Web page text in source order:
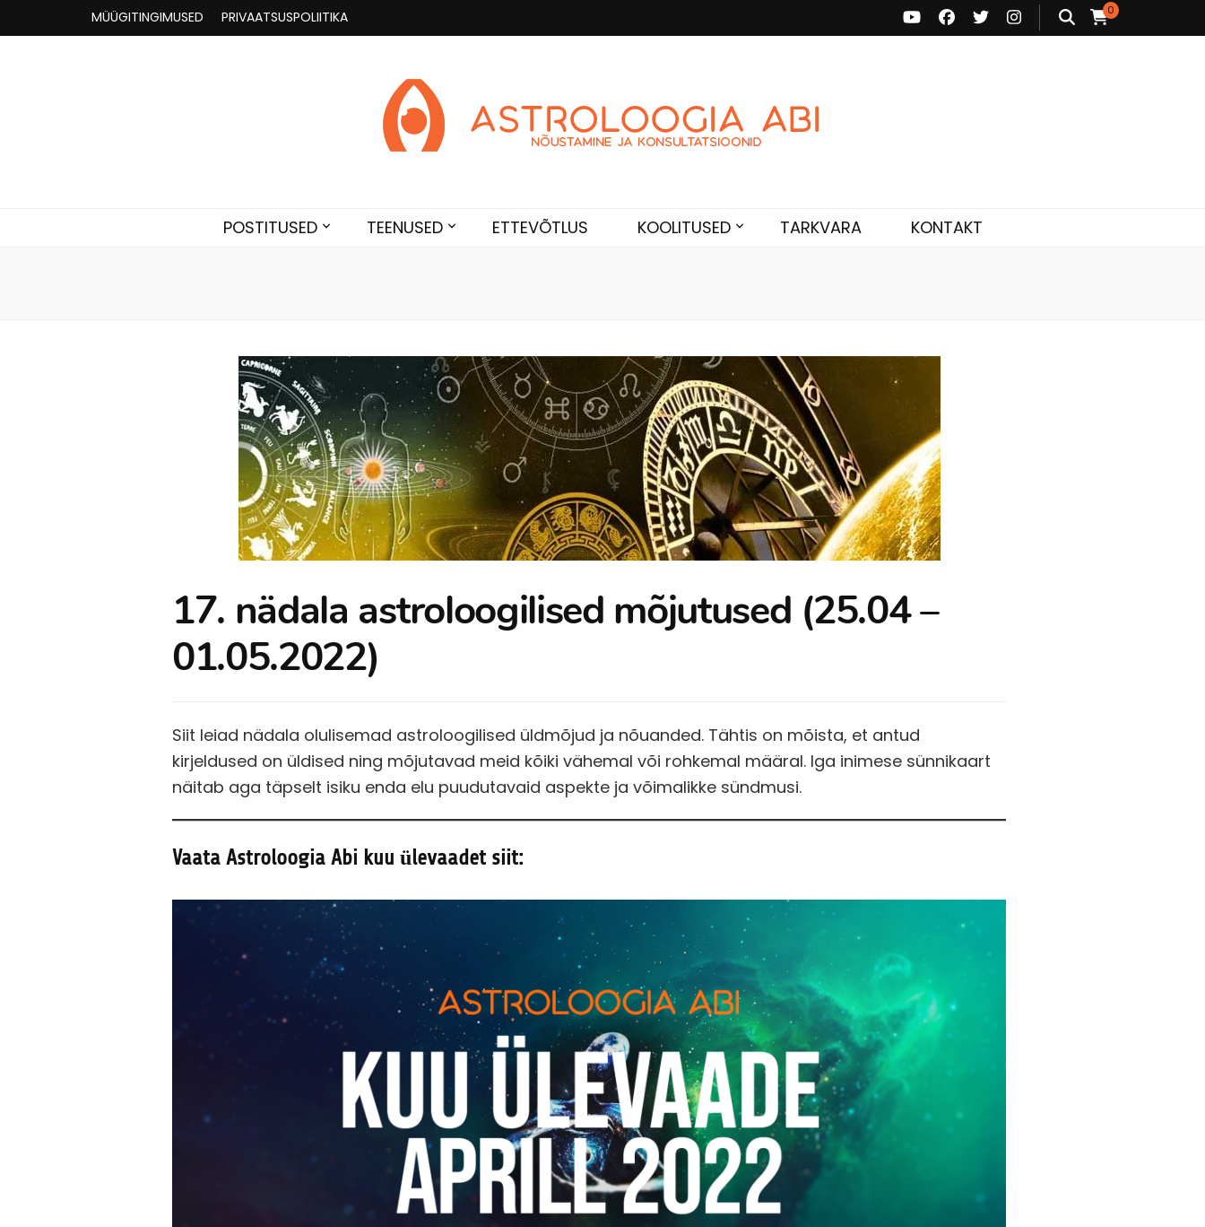
MÜÜGITINGIMUSED PRIVAATSUSPOLIITIKA 0
POSTITUSED TEENUSED ETTEVÕTLUS KOOLITUSED TARKVARA KONTAKT
17. nädala astroloogilised mõjutused (25.04 –
01.05.2022)
Siit leiad nädala olulisemad astroloogilised üldmõjud ja nõuanded. Tähtis on mõista, et antud
kirjeldused on üldised ning mõjutavad meid kõiki vähemal või rohkemal määral. Iga inimese sünnikaart
näitab aga täpselt isiku enda elu puudutavaid aspekte ja võimalikke sündmusi.
Vaata Astroloogia Abi kuu ülevaadet siit: